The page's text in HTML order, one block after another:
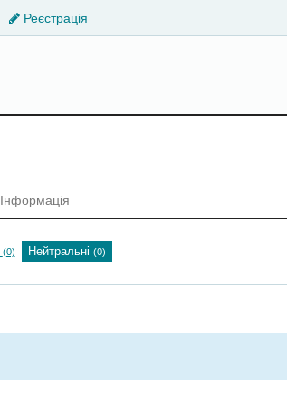
Реєстрація
Інформація
(0) Нейтральні (0)